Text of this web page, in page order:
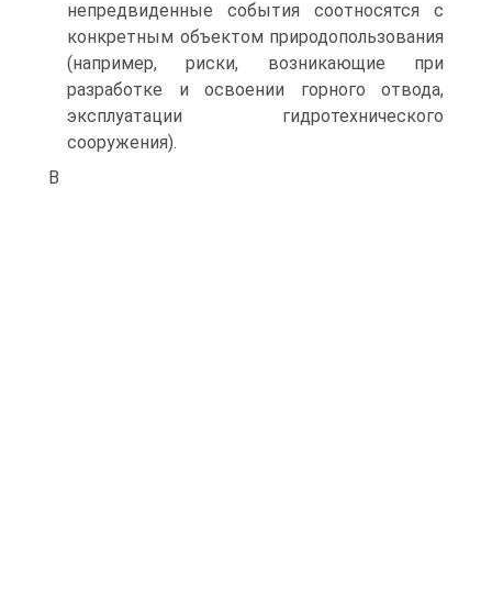
непредвиденные события соотносятся с
конкретным объектом природопользования
(например, риски, возникающие при
разработке и освоении горного отвода,
эксплуатации гидротехнического
сооружения).
В